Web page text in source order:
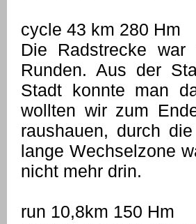
cycle 43 km 280 Hm
Die Radstrecke
Runden. Aus der
Stadt konnte man
wollten wir zum
raushauen, durch
lange Wechselzone
nicht mehr drin.
run 10,8km 150 Hm